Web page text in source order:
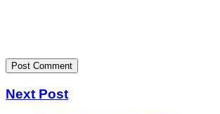
Next Post